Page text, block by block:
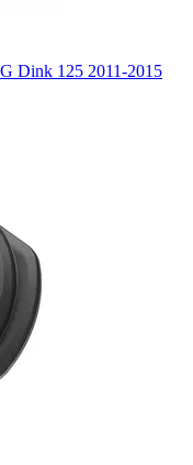
Dink 125 2011-2015